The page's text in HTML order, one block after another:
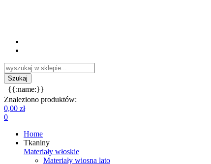
{{:name:}}
Znaleziono produktów:
0,00 zł
0
Home
Tkaniny
Materiały włoskie
Materiały wiosna lato